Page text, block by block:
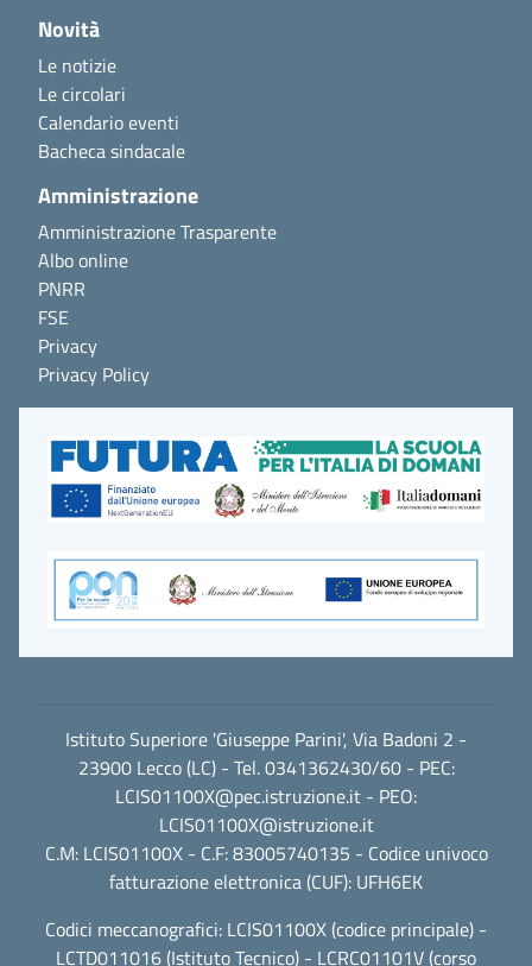
Novità
Le notizie
Le circolari
Calendario eventi
Bacheca sindacale
Amministrazione
Amministrazione Trasparente
Albo online
PNRR
FSE
Privacy
Privacy Policy
Istituto Superiore 'Giuseppe Parini', Via Badoni 2 -
23900 Lecco (LC) - Tel. 0341362430/60 - PEC:
LCIS01100X@pec.istruzione.it - PEO:
LCIS01100X@istruzione.it
C.M: LCIS01100X - C.F: 83005740135 - Codice univoco
fatturazione elettronica (CUF): UFH6EK
Codici meccanografici: LCIS01100X (codice principale) -
LCTD011016 (Istituto Tecnico) - LCRC01101V (corso